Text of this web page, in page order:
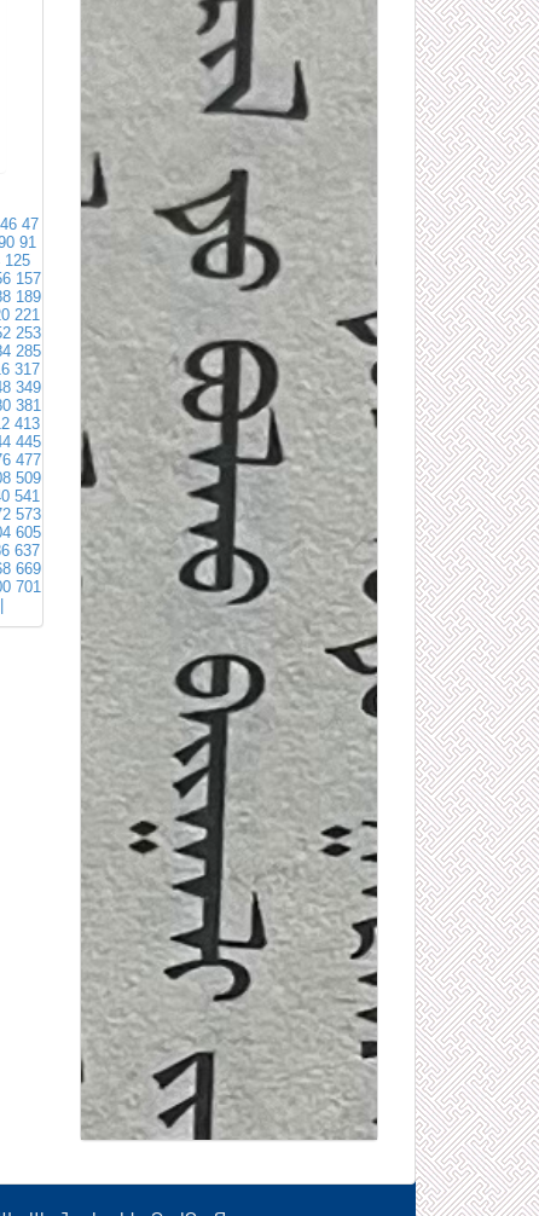
46 47
91
125
157
189
221
253
285
317
349
381
413
445
477
509
541
573
605
637
669
701